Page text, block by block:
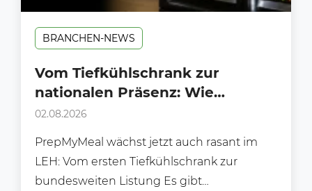
BRANCHEN-NEWS
Vom Tiefkühlschrank zur
nationalen Präsenz: Wie
PrepMyMeal den deutschen LEH
02.08.2026
PrepMyMeal wächst jetzt auch rasant im
LEH: Vom ersten Tiefkühlschrank zur
bundesweiten Listung Es gibt